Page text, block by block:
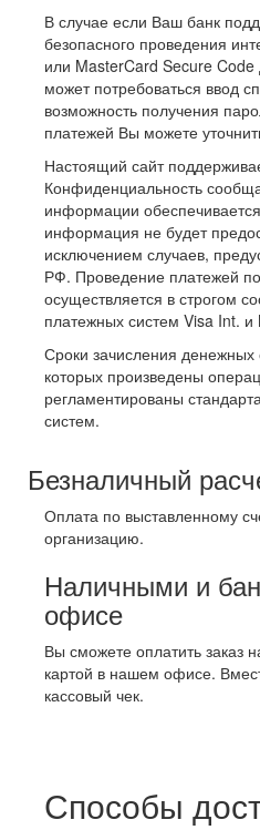
В случае если Ваш банк
безопасного проведения
или MasterCard Secure
может потребоваться ввод
возможность получения
платежей Вы можете
Настоящий сайт
Конфиденциальность
информации
информация не будет
исключением случаев,
РФ. Проведение платежей
осуществляется в строгом
платежных систем Visa Int.
Сроки зачисления денежных
которых произведены
регламентированы
систем.
Безналичный
Оплата по выставленному
организацию.
Наличными и
офисе
Вы сможете оплатить заказ
картой в нашем офисе.
кассовый чек.
Способы